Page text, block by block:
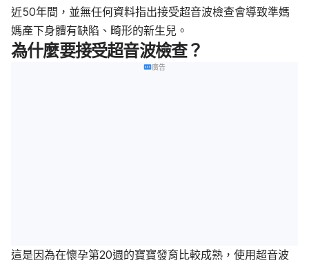
近50年間，並無任何資料指出接受超音波檢查會導致準媽
媽產下身體有缺陷、畸形的新生兒。
為什麼要接受超音波檢查？
廣告
這是因為在懷孕第20週的寶寶發育比較成熟，使用超音波